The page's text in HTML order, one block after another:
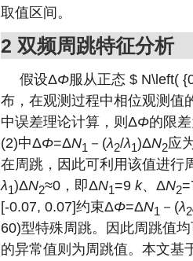
取值区间。
2 双频周跳特征分析
假设ΔΦ服从正态 $ N\left(
布，在观测过程中相位观测值
中误差理论计算，则ΔΦ的限
(2)中ΔΦ=ΔN1 －(λ2/λ1)ΔN2应
在周跳，因此可利用该值进行
λ1)ΔN2≈0，即ΔN1=9 k、ΔN2
[-0.07, 0.07]约束ΔΦ=ΔN1 －(λ2
60)型特殊周跳。因此周跳值
的异常值则为周跳值。本文基